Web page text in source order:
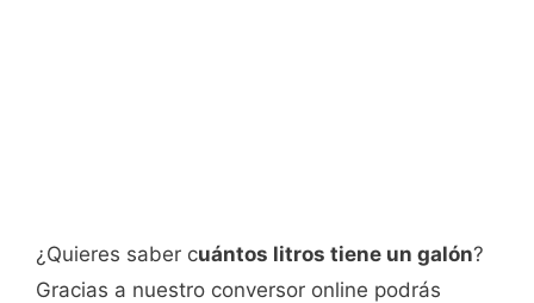
¿Quieres saber cuántos litros tiene un galón?
Gracias a nuestro conversor online podrás